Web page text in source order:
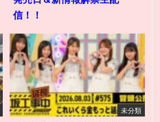
信！！
未分類